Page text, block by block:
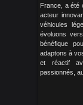
France, a été
acteur
véhicules
évoluons
bénéfique
adaptons à
et réactif
passionnés,